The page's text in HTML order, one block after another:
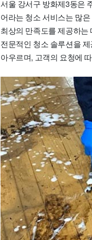
서울 강서구 방화제3동은
어라는 청소 서비스는 많
최상의 만족도를 제공하
전문적인 청소 솔루션을
아우르며, 고객의 요청에